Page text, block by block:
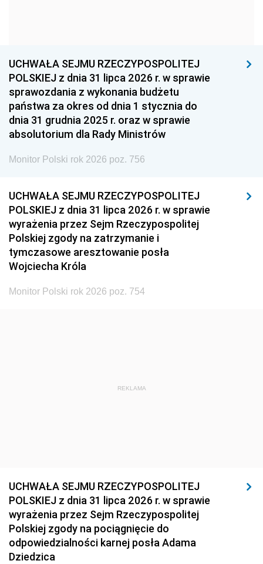
1939 1938 1937
1936 1930
UCHWAŁA SEJMU RZECZYPOSPOLITEJ
POLSKIEJ z dnia 31 lipca 2026 r. w sprawie
sprawozdania z wykonania budżetu
państwa za okres od dnia 1 stycznia do
dnia 31 grudnia 2025 r. oraz w sprawie
absolutorium dla Rady Ministrów
Monitor Polski rok 2026 poz. 756
UCHWAŁA SEJMU RZECZYPOSPOLITEJ
POLSKIEJ z dnia 31 lipca 2026 r. w sprawie
wyrażenia przez Sejm Rzeczypospolitej
Polskiej zgody na zatrzymanie i
tymczasowe aresztowanie posła
Wojciecha Króla
Monitor Polski rok 2026 poz. 754
REKLAMA
UCHWAŁA SEJMU RZECZYPOSPOLITEJ
POLSKIEJ z dnia 31 lipca 2026 r. w sprawie
wyrażenia przez Sejm Rzeczypospolitej
Polskiej zgody na pociągnięcie do
odpowiedzialności karnej posła Adama
Dziedzica